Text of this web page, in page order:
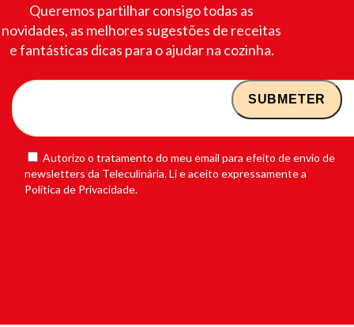
Queremos partilhar consigo todas as
novidades, as melhores sugestões de receitas
e fantásticas dicas para o ajudar na cozinha.
Autorizo o tratamento do meu email para efeito de envio de
newsletters da Teleculinária. Li e aceito expressamente a
Política de Privacidade.